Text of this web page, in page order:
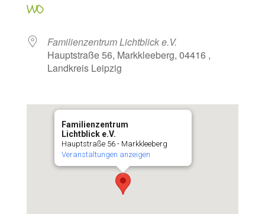
WO
Familienzentrum Lichtblick e.V.
Hauptstraße 56, Markkleeberg, 04416 ,
Landkreis Leipzig
Familienzentrum
Lichtblick e.V.
Hauptstraße 56 - Markkleeberg
Veranstaltungen anzeigen